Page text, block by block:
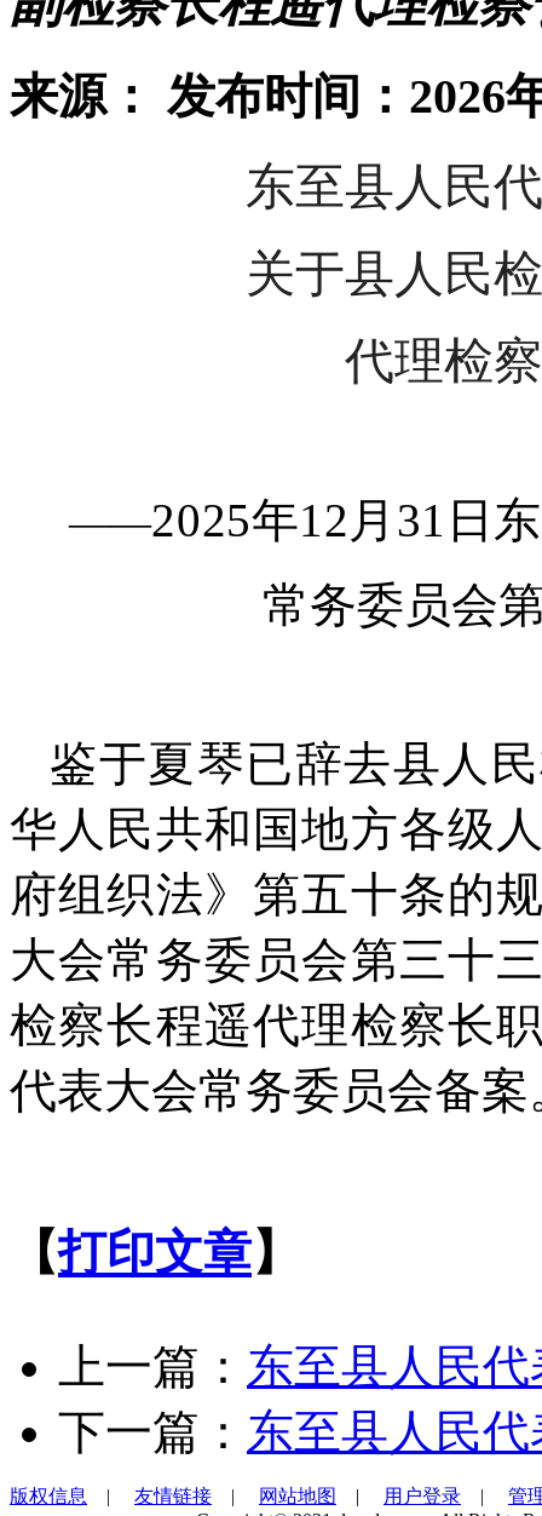
来源： 发布时间：2026
东至县人民
关于县人民
代理检
——2025年12月31日
常务委员会
鉴于夏琴已辞去县人
华人民共和国地方各级
府组织法》第五十条的
大会常务委员会第三十
检察长程遥代理检察长
代表大会常务委员会备案
【打印文章】
上一篇： 东至县人民
下一篇： 东至县人民
版权信息 | 友情链接 | 网站地图 | 用户登录 | 管